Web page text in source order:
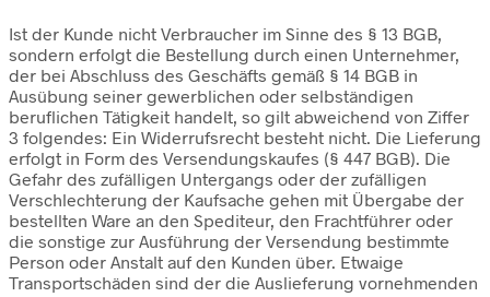
Ist der Kunde nicht Verbraucher im Sinne des § 13 BGB,
sondern erfolgt die Bestellung durch einen Unternehmer,
der bei Abschluss des Geschäfts gemäß § 14 BGB in
Ausübung seiner gewerblichen oder selbständigen
beruflichen Tätigkeit handelt, so gilt abweichend von Ziffer
3 folgendes: Ein Widerrufsrecht besteht nicht. Die Lieferung
erfolgt in Form des Versendungskaufes (§ 447 BGB). Die
Gefahr des zufälligen Untergangs oder der zufälligen
Verschlechterung der Kaufsache gehen mit Übergabe der
bestellten Ware an den Spediteur, den Frachtführer oder
die sonstige zur Ausführung der Versendung bestimmte
Person oder Anstalt auf den Kunden über. Etwaige
Transportschäden sind der die Auslieferung vornehmenden